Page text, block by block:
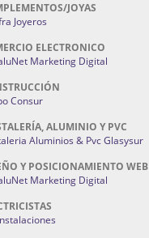
JOYAS
Joyeros
ELECTRONICO
Marketing Digital
Consur
ALUMINIO Y PVC
Aluminios & Pvc Glasysur
Y POSICIONAMIENTO WEB
Marketing Digital